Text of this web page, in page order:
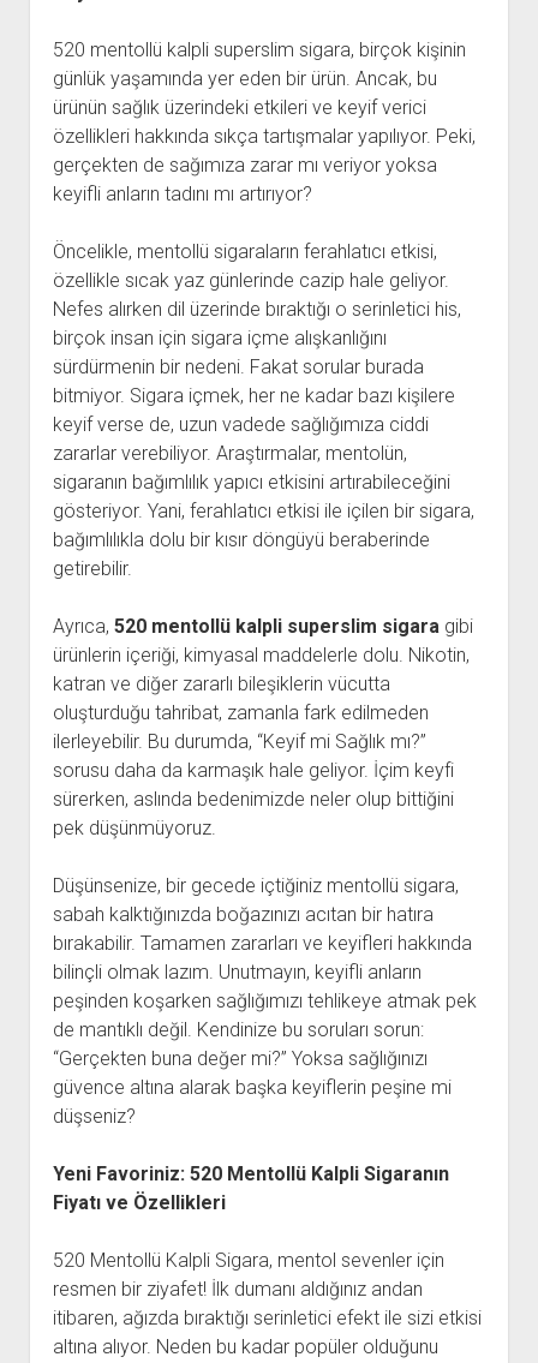
520 mentollü kalpli superslim sigara, birçok kişinin
günlük yaşamında yer eden bir ürün. Ancak, bu
ürünün sağlık üzerindeki etkileri ve keyif verici
özellikleri hakkında sıkça tartışmalar yapılıyor. Peki,
gerçekten de sağımıza zarar mı veriyor yoksa
keyifli anların tadını mı artırıyor?
Öncelikle, mentollü sigaraların ferahlatıcı etkisi,
özellikle sıcak yaz günlerinde cazip hale geliyor.
Nefes alırken dil üzerinde bıraktığı o serinletici his,
birçok insan için sigara içme alışkanlığını
sürdürmenin bir nedeni. Fakat sorular burada
bitmiyor. Sigara içmek, her ne kadar bazı kişilere
keyif verse de, uzun vadede sağlığımıza ciddi
zararlar verebiliyor. Araştırmalar, mentolün,
sigaranın bağımlılık yapıcı etkisini artırabileceğini
gösteriyor. Yani, ferahlatıcı etkisi ile içilen bir sigara,
bağımlılıkla dolu bir kısır döngüyü beraberinde
getirebilir.
Ayrıca, 520 mentollü kalpli superslim sigaragibi
ürünlerin içeriği, kimyasal maddelerle dolu. Nikotin,
katran ve diğer zararlı bileşiklerin vücutta
oluşturduğu tahribat, zamanla fark edilmeden
ilerleyebilir. Bu durumda, “Keyif mi Sağlık mı?”
sorusu daha da karmaşık hale geliyor. İçim keyfi
sürerken, aslında bedenimizde neler olup bittiğini
pek düşünmüyoruz.
Düşünsenize, bir gecede içtiğiniz mentollü sigara,
sabah kalktığınızda boğazınızı acıtan bir hatıra
bırakabilir. Tamamen zararları ve keyifleri hakkında
bilinçli olmak lazım. Unutmayın, keyifli anların
peşinden koşarken sağlığımızı tehlikeye atmak pek
de mantıklı değil. Kendinize bu soruları sorun:
“Gerçekten buna değer mi?” Yoksa sağlığınızı
güvence altına alarak başka keyiflerin peşine mi
düşseniz?
Yeni Favoriniz: 520 Mentollü Kalpli Sigaranın
Fiyatı ve Özellikleri
520 Mentollü Kalpli Sigara, mentol sevenler için
resmen bir ziyafet! İlk dumanı aldığınız andan
itibaren, ağızda bıraktığı serinletici efekt ile sizi etkisi
altına alıyor. Neden bu kadar popüler olduğunu